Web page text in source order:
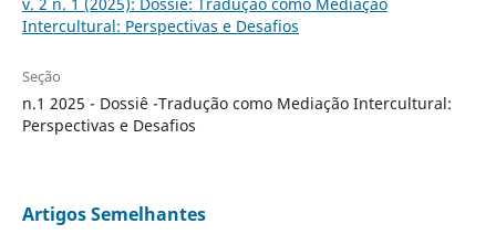
Intercultural: Perspectivas e Desafios
Seção
n.1 2025 - Dossiê -Tradução como Mediação Intercultural:
Perspectivas e Desafios
Artigos Semelhantes